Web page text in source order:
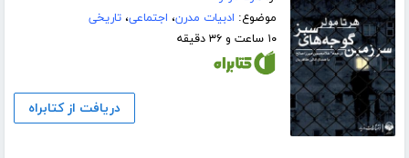
موضوع: ادبیات مدرن، اجتماعی،تاریخی
۱۰ ساعت و ۳۶ دقیقه
دریافت از کتابراه